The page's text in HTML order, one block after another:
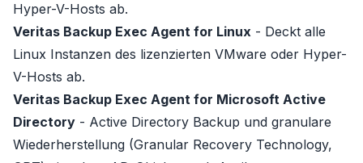
Hyper-V-Hosts ab.
Veritas Backup Exec Agent for Linux - Deckt alle
Linux Instanzen des lizenzierten VMware oder Hyper-
V-Hosts ab.
Veritas Backup Exec Agent for Microsoft Active
Directory - Active Directory Backup und granulare
Wiederherstellung (Granular Recovery Technology,